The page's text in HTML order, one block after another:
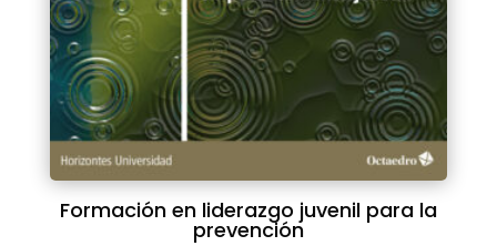
Formación en liderazgo juvenil para la
prevención